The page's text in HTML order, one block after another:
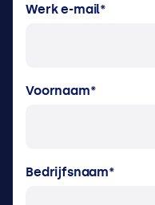
Werk e-mail*
Voornaam*
Bedrijfsnaam*